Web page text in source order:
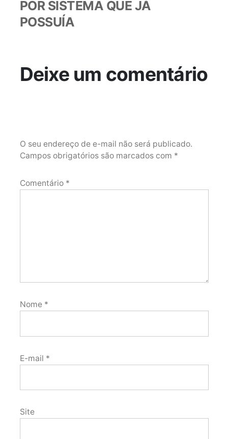
POR SISTEMA QUE JÁ
POSSUÍA
Deixe um comentário
O seu endereço de e-mail não será publicado.
Campos obrigatórios são marcados com *
Comentário *
Nome *
E-mail *
Site